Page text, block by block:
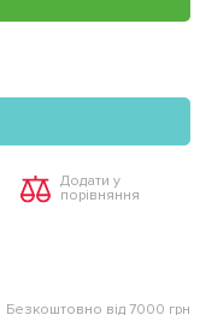
Додати у
порівняння
Безкоштовно від 7000 грн